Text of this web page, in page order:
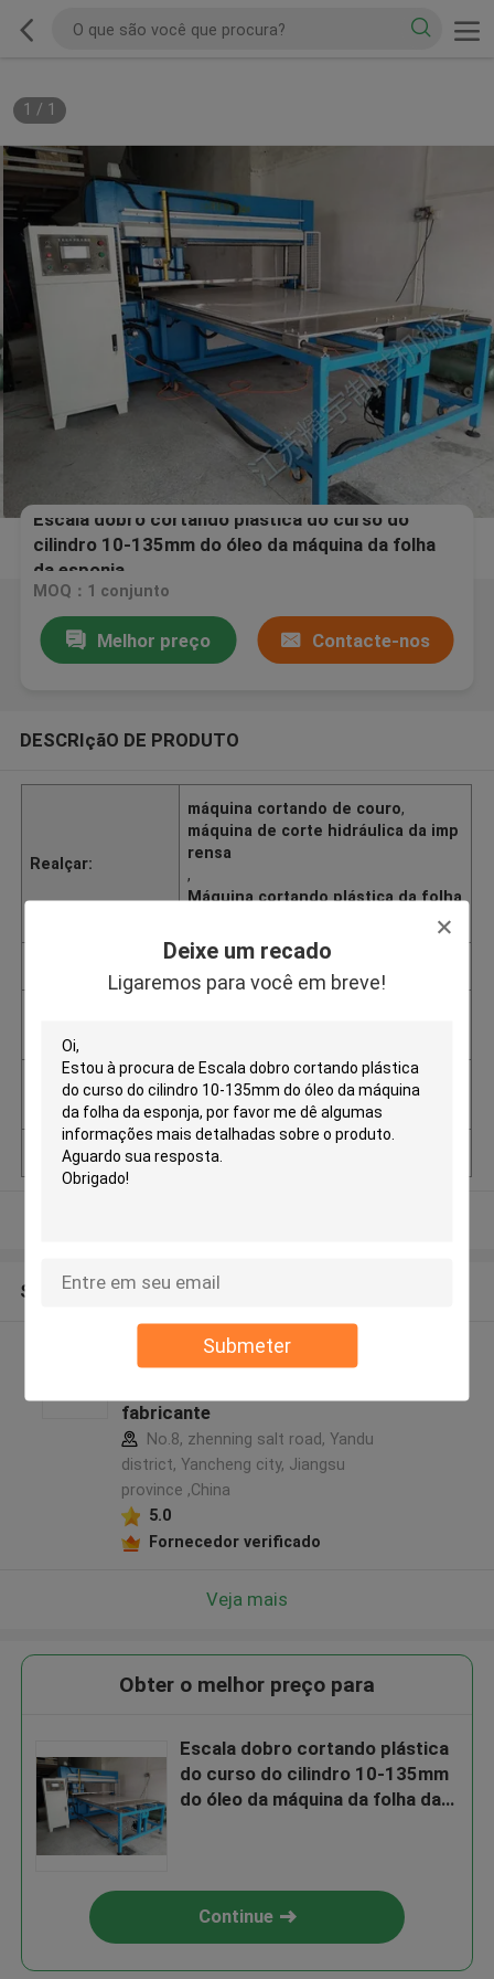
Deixe um recado
Ligaremos para você em breve!
Submeter
1 / 1
Escala dobro cortando plástica do curso do
cilindro 10-135mm do óleo da máquina da folha
da esponja
MOQ：1 conjunto
Melhor preço Contacte-nos
DESCRIçãO DE PRODUTO
Realçar:
máquina cortando de couro,
máquina de corte hidráulica da imp
rensa
,
Máquina cortando plástica da folha
lagem
Habilidade da fon
100 conjuntos por mês
Lugar de origem Jiangsu, China
Sobre nós
Jiangsu Yaoyu Shoe
fabricante
No.8, zhenning salt road, Yandu
district, Yancheng city, Jiangsu
province ,China
5.0
Fornecedor verificado
Veja mais
Obter o melhor preço para
Escala dobro cortando plástica
do curso do cilindro 10-135mm
do óleo da máquina da folha da
Continue